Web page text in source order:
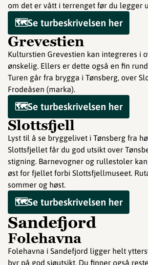
om det er vått i terrenget før du legger
🗺️Se turbeskrivelsen her
Grevestien
Kulturstien Grevestien kan integreres i
ønskelig. Ellers er dette også en fin
Turen går fra brygga i Tønsberg, over
Frodeåsen (marka).
🗺️Se turbeskrivelsen her
Slottsfjell
Lyst til å se bryggelivet i Tønsberg fra
Slottsfjellet får du god utsikt over
stigning. Barnevogner og rullestoler
øst for fjellet forbi Slottsfjellmuseet.
sommer og høst.
🗺️Se turbeskrivelsen her
Sandefjord
Folehavna
Folehavna i Sandefjord ligger helt
byr på god sjøutsikt. Du finner også